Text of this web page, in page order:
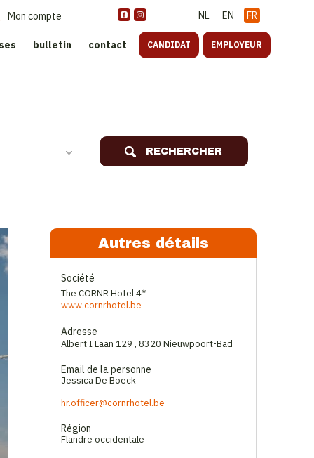
NL EN FR
Mon compte
bulletin contact CANDIDAT EMPLOYEUR
RECHERCHER
Autres détails
Société
The CORNR Hotel 4*
www.cornrhotel.be
Adresse
Albert I Laan 129 , 8320 Nieuwpoort-Bad
Email de la personne
Jessica De Boeck
hr.officer@cornrhotel.be
Région
Flandre occidentale